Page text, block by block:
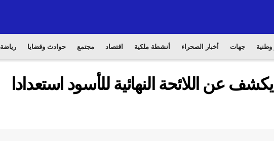
وطنية جهات أخبار الصحراء أنشطة ملكية اقتصاد مجتمع حوادث وقضايا رياضة
عن اللائحة النهائية للأسود استعدادا